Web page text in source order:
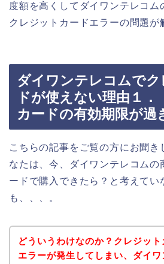
度額を高くしてダイワンテレコム
クレジットカードエラーの問題が
ダイワンテレコムで
ドが使えない理由１．
カードの有効期限が過
こちらの記事をご覧の方にお聞き
なたは、今、ダイワンテレコムの
ードで購入できたら？と考えてい
も、、、。
どういうわけなのか？クレジット
エラーが発生してしまい、ダイワ